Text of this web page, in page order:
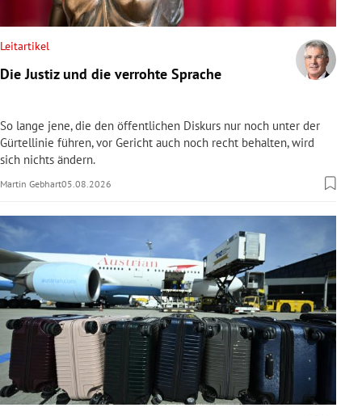
Untermenü
Untermenü
Untermenü
Untermenü
Untermenü
Untermenü
Leitartikel
Die Justiz und die verrohte Sprache
So lange jene, die den öffentlichen Diskurs nur noch unter der
Gürtellinie führen, vor Gericht auch noch recht behalten, wird
sich nichts ändern.
Martin Gebhart05.08.2026